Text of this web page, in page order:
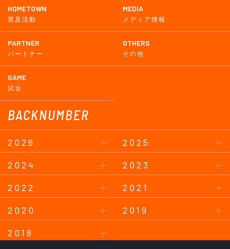
HOMETOWN
普及活動
MEDIA
メディア情報
PARTNER
パートナー
OTHERS
その他
GAME
試合
BACKNUMBER
2026
2025
2024
2023
2022
2021
2020
2019
2018